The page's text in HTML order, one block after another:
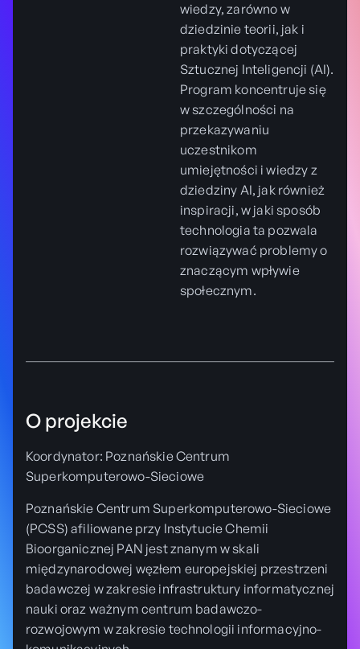
wiedzy, zarówno w
dziedzinie teorii, jak i
praktyki dotyczącej
Sztucznej Inteligencji (AI).
Program koncentruje się
w szczególności na
przekazywaniu
uczestnikom
umiejętności i wiedzy z
dziedziny AI, jak również
inspiracji, w jaki sposób
technologia ta pozwala
rozwiązywać problemy o
znaczącym wpływie
społecznym.
O projekcie
Koordynator: Poznańskie Centrum
Superkomputerowo-Sieciowe
Poznańskie Centrum Superkomputerowo-Sieciowe
(PCSS) afiliowane przy Instytucie Chemii
Bioorganicznej PAN jest znanym w skali
międzynarodowej węzłem europejskiej przestrzeni
badawczej w zakresie infrastruktury informatycznej
nauki oraz ważnym centrum badawczo-
rozwojowym w zakresie technologii informacyjno-